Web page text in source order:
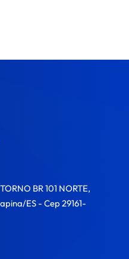
BR 101 NORTE,
ES - Cep 29161-